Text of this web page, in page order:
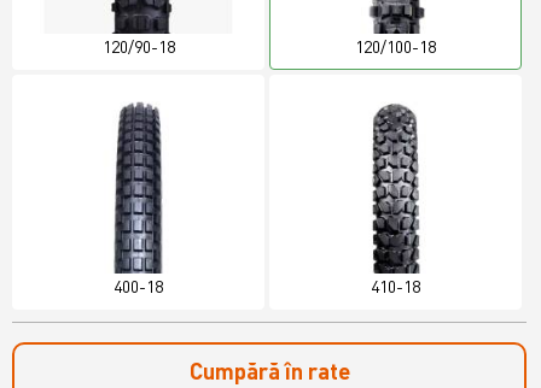
120/90-18 120/100-18
400-18 410-18
Cumpără în rate